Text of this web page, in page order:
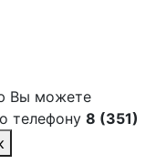
Вы можете
телефону 8 (351)